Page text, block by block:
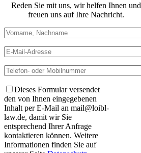
Reden Sie mit uns, wir helfen Ihnen und
freuen uns auf Ihre Nachricht.
Dieses Formular versendet
den von Ihnen eingegebenen
Inhalt per E-Mail an mail@loibl-
law.de, damit wir Sie
entsprechend Ihrer Anfrage
kontaktieren können. Weitere
Informationen finden Sie auf